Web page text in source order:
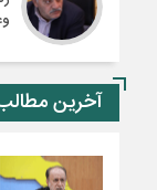
آخرین